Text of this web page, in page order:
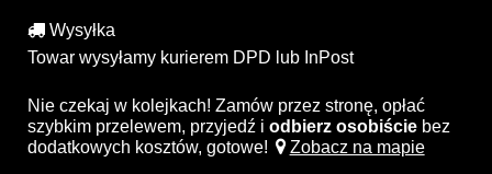
Wysyłka
Towar wysyłamy kurierem DPD lub InPost
Nie czekaj w kolejkach! Zamów przez stronę, opłać
szybkim przelewem, przyjedź i odbierz osobiście bez
dodatkowych kosztów, gotowe!
Zobacz na mapie